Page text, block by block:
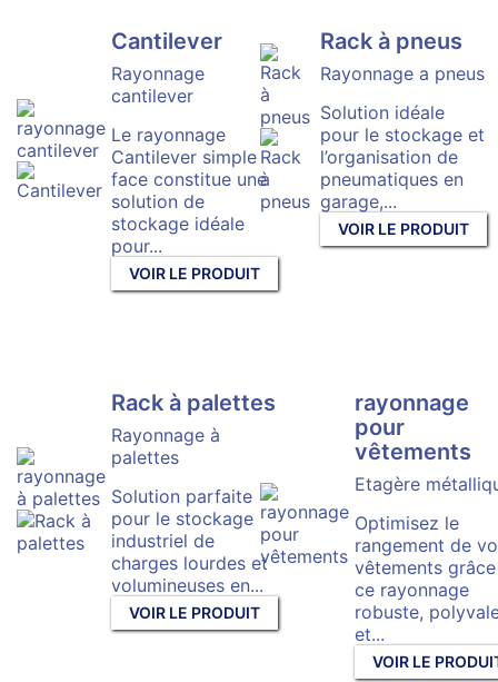
Cantilever
Rayonnage
cantilever
Le rayonnage
Cantilever simple
face constitue une
solution de
stockage idéale
pour...
VOIR LE PRODUIT
Rack à pneus
Rayonnage a pneus
Solution idéale
pour le stockage et
l’organisation de
pneumatiques en
garage,...
VOIR LE PRODUIT
Rack à palettes
Rayonnage à
palettes
Solution parfaite
pour le stockage
industriel de
charges lourdes et
volumineuses en...
VOIR LE PRODUIT
rayonnage
pour
vêtements
Etagère
Optimisez le
rangement de
vêtements
ce rayonnage
robuste,
et...
VOIR LE